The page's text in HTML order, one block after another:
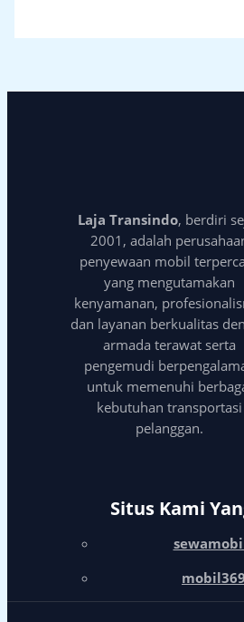
Laja Transindo, berdiri
2001, adalah
penyewaan mobil
yang mengutamakan
kenyamanan,
dan layanan berkualitas
armada terawat serta
pengemudi
untuk memenuhi
kebutuhan transportasi
pelanggan.
Situs Kami